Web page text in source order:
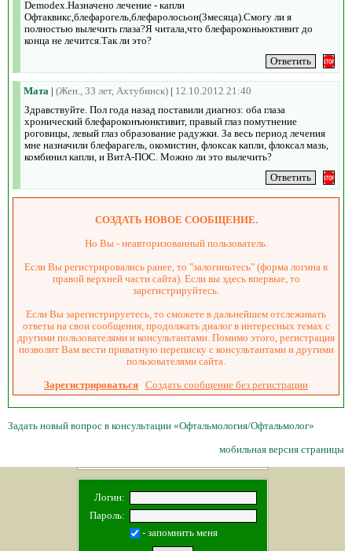
Demodex.Назначено лечение - капли
Офтаквикс,блефарогель,блефаролосьон(3месяца).Смогу ли я
полностью вылечить глаза?Я читала,что блефароконьюктивит до
конца не лечится.Так ли это?
Мата | (Жен., 33 лет, Ахтубинск) | 12.10.2012 21:40
Здравствуйте. Пол года назад поставили диагноз: оба глаза
хронический блефароконъюнктивит, правый глаз помутнение
роговицы, левый глаз образование радужки. За весь период лечения
мне назначили блефарагель, окомистин, флоксак капли, флоксал мазь,
комбинил капли, и ВитА-ПОС. Можно ли это вылечить?
СОЗДАТЬ НОВОЕ СООБЩЕНИЕ.
Но Вы - неавторизованный пользователь.
Если Вы регистрировались ранее, то "залогиньтесь" (форма логина в
правой верхней части сайта). Если вы здесь впервые, то
зарегистрируйтесь.
Если Вы зарегистрируетесь, то сможете в дальнейшем отслеживать
ответы на свои сообщения, продолжать диалог в интересных темах с
другими пользователями и консультантами. Помимо этого, регистрация
позволит Вам вести приватную переписку с консультантами и другими
пользователями сайта.
Зарегистрироваться Создать сообщение без регистрации
Задать новый вопрос в консультации «Офтальмология/Офтальмолог»
мобильная версия страницы
Логин:
Пароль:
- запомнить меня